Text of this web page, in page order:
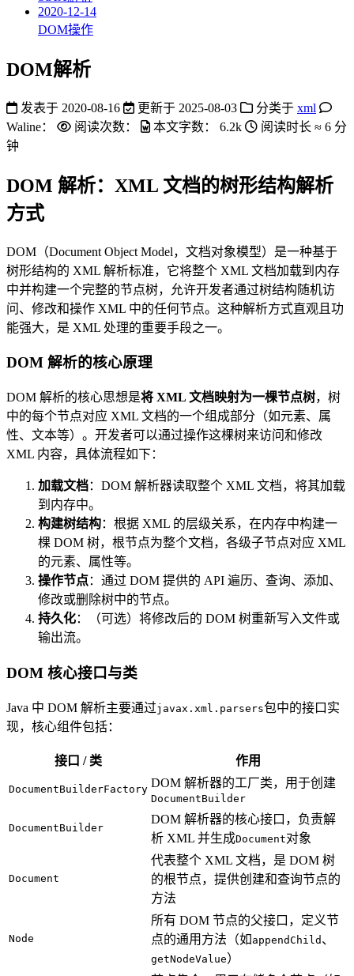
2020-12-14
DOM操作
DOM解析
发表于 2020-08-16 更新于 2025-08-03 分类于 xml
Waline：
阅读次数： 本文字数： 6.2k 阅读时长 ≈ 6 分
钟
DOM 解析：XML 文档的树形结构解析
方式
DOM（Document Object Model，文档对象模型）是一种基于
树形结构的 XML 解析标准，它将整个 XML 文档加载到内存
中并构建一个完整的节点树，允许开发者通过树结构随机访
问、修改和操作 XML 中的任何节点。这种解析方式直观且功
能强大，是 XML 处理的重要手段之一。
DOM 解析的核心原理
DOM 解析的核心思想是将 XML 文档映射为一棵节点树，树
中的每个节点对应 XML 文档的一个组成部分（如元素、属
性、文本等）。开发者可以通过操作这棵树来访问和修改
XML 内容，具体流程如下：
加载文档：DOM 解析器读取整个 XML 文档，将其加载
到内存中。
构建树结构：根据 XML 的层级关系，在内存中构建一
棵 DOM 树，根节点为整个文档，各级子节点对应 XML
的元素、属性等。
操作节点：通过 DOM 提供的 API 遍历、查询、添加、
修改或删除树中的节点。
持久化：（可选）将修改后的 DOM 树重新写入文件或
输出流。
DOM 核心接口与类
Java 中 DOM 解析主要通过javax.xml.parsers包中的接口实
现，核心组件包括：
接口 / 类 作用
DocumentBuilderFactory DOM 解析器的工厂类，用于创建
DocumentBuilder
DocumentBuilder
DOM 解析器的核心接口，负责解
析 XML 并生成Document对象
Document
代表整个 XML 文档，是 DOM 树
的根节点，提供创建和查询节点的
方法
Node
所有 DOM 节点的父接口，定义节
点的通用方法（如 appendChild 、
getNodeValue）